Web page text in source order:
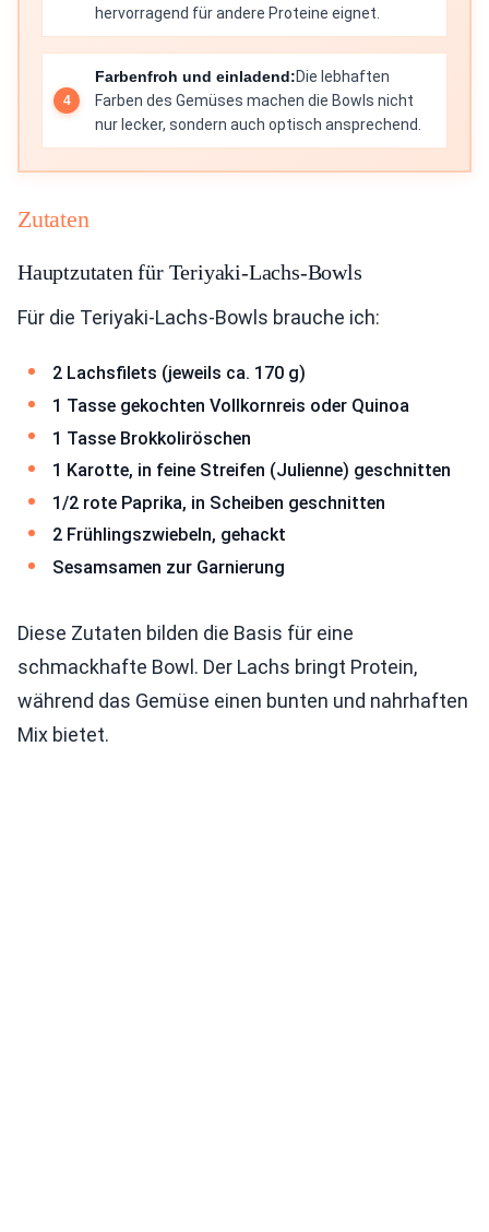
hervorragend für andere Proteine eignet.
Farbenfroh und einladend:Die lebhaften
Farben des Gemüses machen die Bowls nicht
nur lecker, sondern auch optisch ansprechend.
Zutaten
Hauptzutaten für Teriyaki-Lachs-Bowls
Für die Teriyaki-Lachs-Bowls brauche ich:
2 Lachsfilets (jeweils ca. 170 g)
1 Tasse gekochten Vollkornreis oder Quinoa
1 Tasse Brokkoliröschen
1 Karotte, in feine Streifen (Julienne) geschnitten
1/2 rote Paprika, in Scheiben geschnitten
2 Frühlingszwiebeln, gehackt
Sesamsamen zur Garnierung
Diese Zutaten bilden die Basis für eine
schmackhafte Bowl. Der Lachs bringt Protein,
während das Gemüse einen bunten und nahrhaften
Mix bietet.